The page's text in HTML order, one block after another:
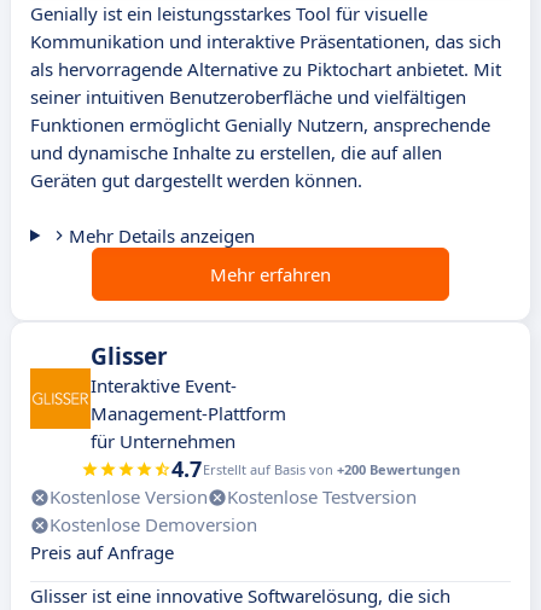
Genially ist ein leistungsstarkes Tool für visuelle
Kommunikation und interaktive Präsentationen, das sich
als hervorragende Alternative zu Piktochart anbietet. Mit
seiner intuitiven Benutzeroberfläche und vielfältigen
Funktionen ermöglicht Genially Nutzern, ansprechende
und dynamische Inhalte zu erstellen, die auf allen
Geräten gut dargestellt werden können.
Mehr Details anzeigen
Mehr erfahren
Glisser
Interaktive Event-
Management-Plattform
für Unternehmen
4.7Erstellt auf Basis von +200 Bewertungen
Kostenlose Version
Kostenlose Testversion
Kostenlose Demoversion
Preis auf Anfrage
Glisser ist eine innovative Softwarelösung, die sich